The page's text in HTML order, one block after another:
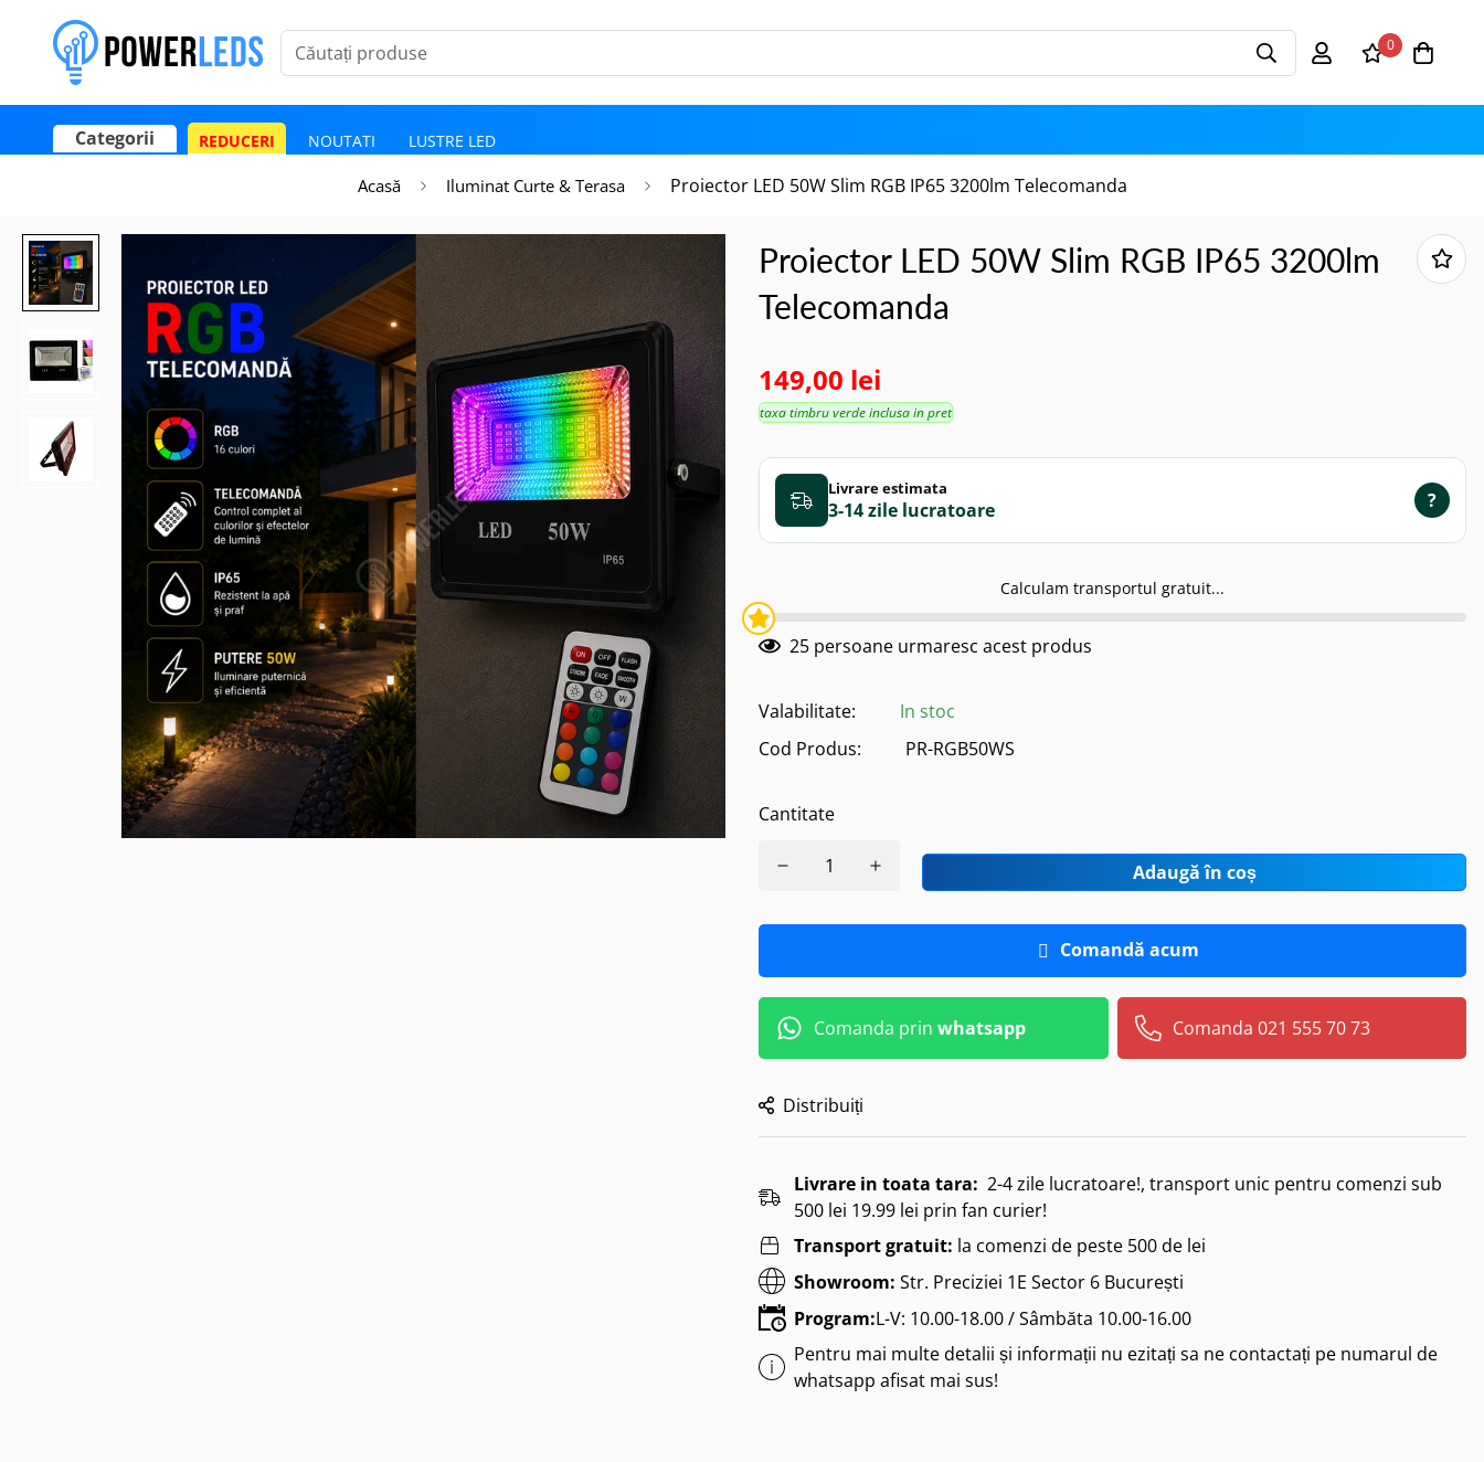
Căutați produse 0
Categorii REDUCERI NOUTATI LUSTRE LED
Acasă Iluminat Curte & Terasa Proiector LED 50W Slim RGB IP65 3200lm Telecomanda
Proiector LED 50W Slim RGB IP65 3200lm
Telecomanda
149,00 lei
taxa timbru verde inclusa in pret
Livrare estimata
3-14 zile ?
Calculam transportul gratuit...
25 persoane urmaresc acest produs
Valabilitate:
In stoc
Cod Produs:
PR-RGB50WS
Cantitate
Adaugă în coș
Comandă acum
Comanda prin whatsapp Comanda 021 555 70 73
Distribuiți
Livrare in toata tara: 2-4 zile lucratoare!, transport unic pentru comenzi sub
500 lei 19.99 lei prin fan curier!
Transport gratuit: la comenzi de peste 500 de lei
Showroom: Str. Preciziei 1E Sector 6 București
Program:L-V: 10.00-18.00 / Sâmbăta 10.00-16.00
Pentru mai multe detalii și informații nu ezitați sa ne contactați pe numarul de
whatsapp afisat mai sus!
Poate mai târziu Activează notificările